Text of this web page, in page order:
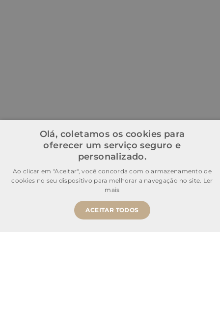
Olá, coletamos os cookies para
oferecer um serviço seguro e
personalizado.
Ao clicar em "Aceitar", você concorda com o armazenamento de
cookies no seu dispositivo para melhorar a navegação no site. Ler
mais
ACEITAR TODOS